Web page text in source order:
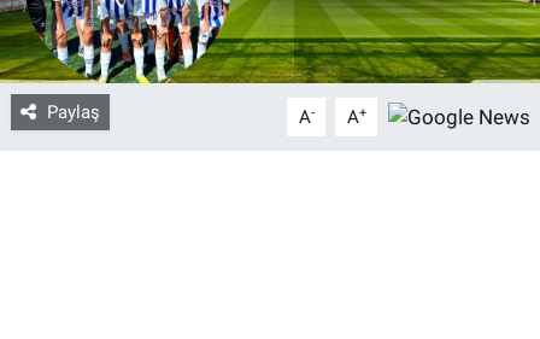
Paylaş A- A+
Bize ulaşın
İletişim/Künye